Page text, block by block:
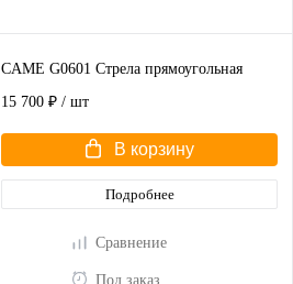
CAME G0601 Стрела прямоугольная
15 700 ₽ / шт
В корзину
Подробнее
Сравнение
Под заказ